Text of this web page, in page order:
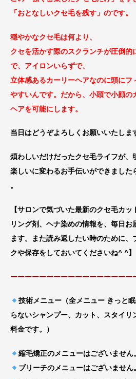
「おとなしいクセ毛を残す」のです。
穏やかなクセ毛は何より、
クセを活かす際のスクランチが圧倒的
で、 アイロンいらずで、
立体感あるカーリーヘアなのに頭にフ
やすいんです。 だから、小頭で小顔の
ヘアを可能にします。
当日はどうぞよろしくお願いいたしま
煩わしいだけだったクセ毛ライフが、
楽しいに変わるお手伝いができました
。
【サロンで気づいた最新のクセ毛カッ
リング剤、ヘナ染めの情報を、毎日お
ます。また読み返したい時のために、
クや保存をしておいてくださいね^ ^】
ーーーーーーーーーーーーーーーーー
技術メニュー（全メニュー きっと
らないシャンプー、カット、スタイリ
料金です。）
縮毛矯正のメニューはございません。
ブリーチのメニューはございません。